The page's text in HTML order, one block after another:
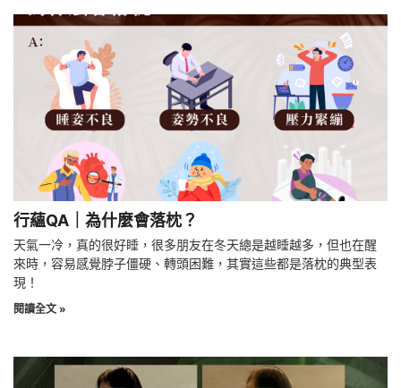
行蘊QA｜為什麼會落枕？
天氣一冷，真的很好睡，很多朋友在冬天總是越睡越多，但也在醒
來時，容易感覺脖子僵硬、轉頭困難，其實這些都是落枕的典型表
現！
閱讀全文 »